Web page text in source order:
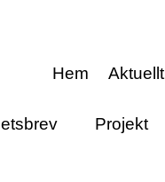
Hem Aktuellt
Projekt